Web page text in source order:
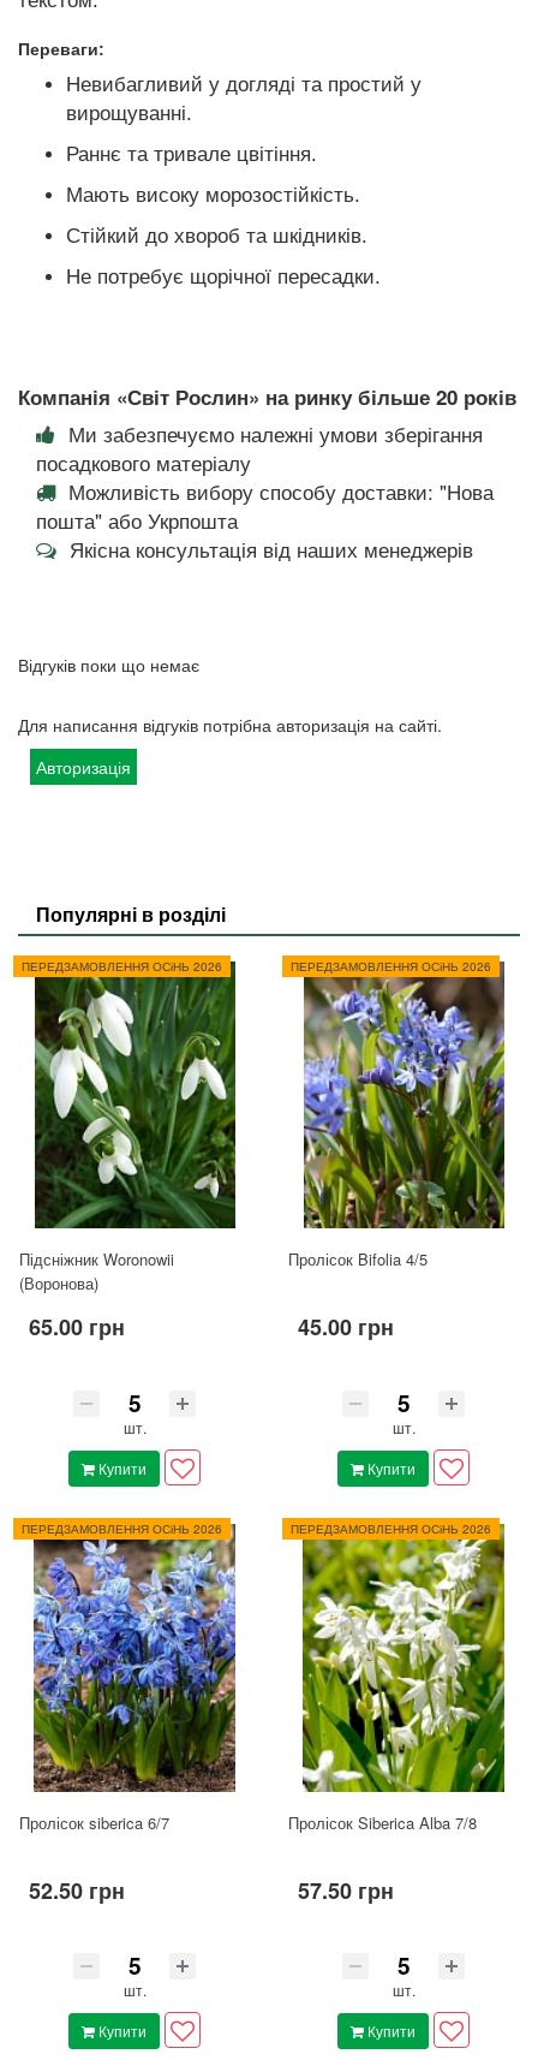
Переваги:
Невибагливий у догляді та простий у
вирощуванні.
Раннє та тривале цвітіння.
Мають високу морозостійкість.
Стійкий до хвороб та шкідників.
Не потребує щорічної пересадки.
Компанія «Світ Рослин» на ринку більше 20 років
Ми забезпечуємо належні умови зберігання
посадкового матеріалу
Можливість вибору способу доставки: "Нова
пошта" або Укрпошта
Якісна консультація від наших менеджерів
Відгуків поки що немає
Для написання відгуків потрібна авторизація на сайті.
Авторизація
Популярні в розділі
ПЕРЕДЗАМОВЛЕННЯ ОСіНЬ 2026
Підсніжник Woronowii
(Воронова)
65.00 грн
шт.
Купити
ПЕРЕДЗАМОВЛЕННЯ ОСіНЬ 2026
Пролісок Bifolia 4/5
45.00 грн
шт.
Купити
ПЕРЕДЗАМОВЛЕННЯ ОСіНЬ 2026
Пролісок siberica 6/7
52.50 грн
шт.
Купити
ПЕРЕДЗАМОВЛЕННЯ ОСіНЬ 2026
Пролісок Siberica Alba 7/8
57.50 грн
шт.
Купити